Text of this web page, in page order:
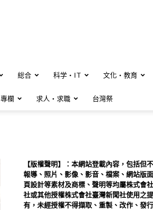
総合 科学・IT 文化・教育
專欄 求人・求職 台灣祭
【版權聲明】：本網站登載內容，包括但
報導、照片、影像、影音、檔案、網站版
頁設計等素材及商標、聲明等均屬株式會
社或其他授權株式會社臺灣新聞社使用之
有，未經授權不得擷取、重製、改作、發